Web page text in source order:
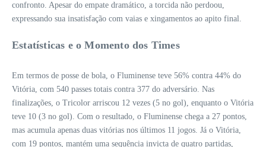
confronto. Apesar do empate dramático, a torcida não perdoou,
expressando sua insatisfação com vaias e xingamentos ao apito final.
Estatísticas e o Momento dos Times
Em termos de posse de bola, o Fluminense teve 56% contra 44% do
Vitória, com 540 passes totais contra 377 do adversário. Nas
finalizações, o Tricolor arriscou 12 vezes (5 no gol), enquanto o Vitória
teve 10 (3 no gol). Com o resultado, o Fluminense chega a 27 pontos,
mas acumula apenas duas vitórias nos últimos 11 jogos. Já o Vitória,
com 19 pontos, mantém uma sequência invicta de quatro partidas,